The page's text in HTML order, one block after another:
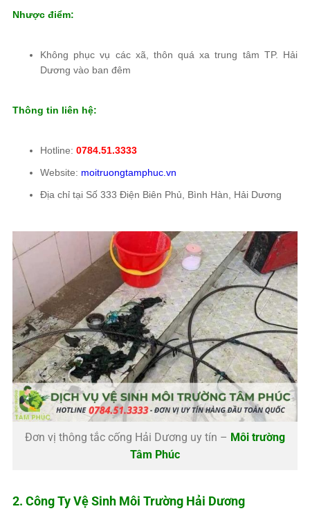
Nhược điểm:
Không phục vụ các xã, thôn quá xa trung tâm TP. Hải
Dương vào ban đêm
Thông tin liên hệ:
Hotline: 0784.51.3333
Website: moitruongtamphuc.vn
Địa chỉ tại Số 333 Điện Biên Phủ, Bình Hàn, Hải Dương
Đơn vị thông tắc cống Hải Dương uy tín – Môi trường
Tâm Phúc
2. Công Ty Vệ Sinh Môi Trường Hải Dương